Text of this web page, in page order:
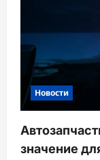
Новости
значение